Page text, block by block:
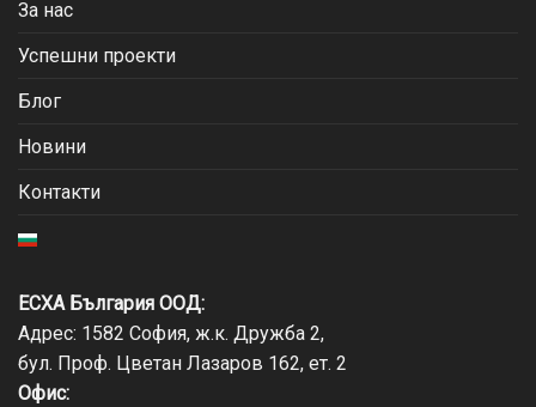
За нас
Успешни проекти
Блог
Новини
Контакти
ЕСХА България ООД:
Адрес: 1582 София, ж.к. Дружба 2,
бул. Проф. Цветан Лазаров 162, ет. 2
Офис: